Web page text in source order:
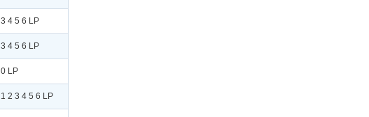
3 4 5 6 LP
3 4 5 6 LP
0 LP
1 2 3 4 5 6 LP